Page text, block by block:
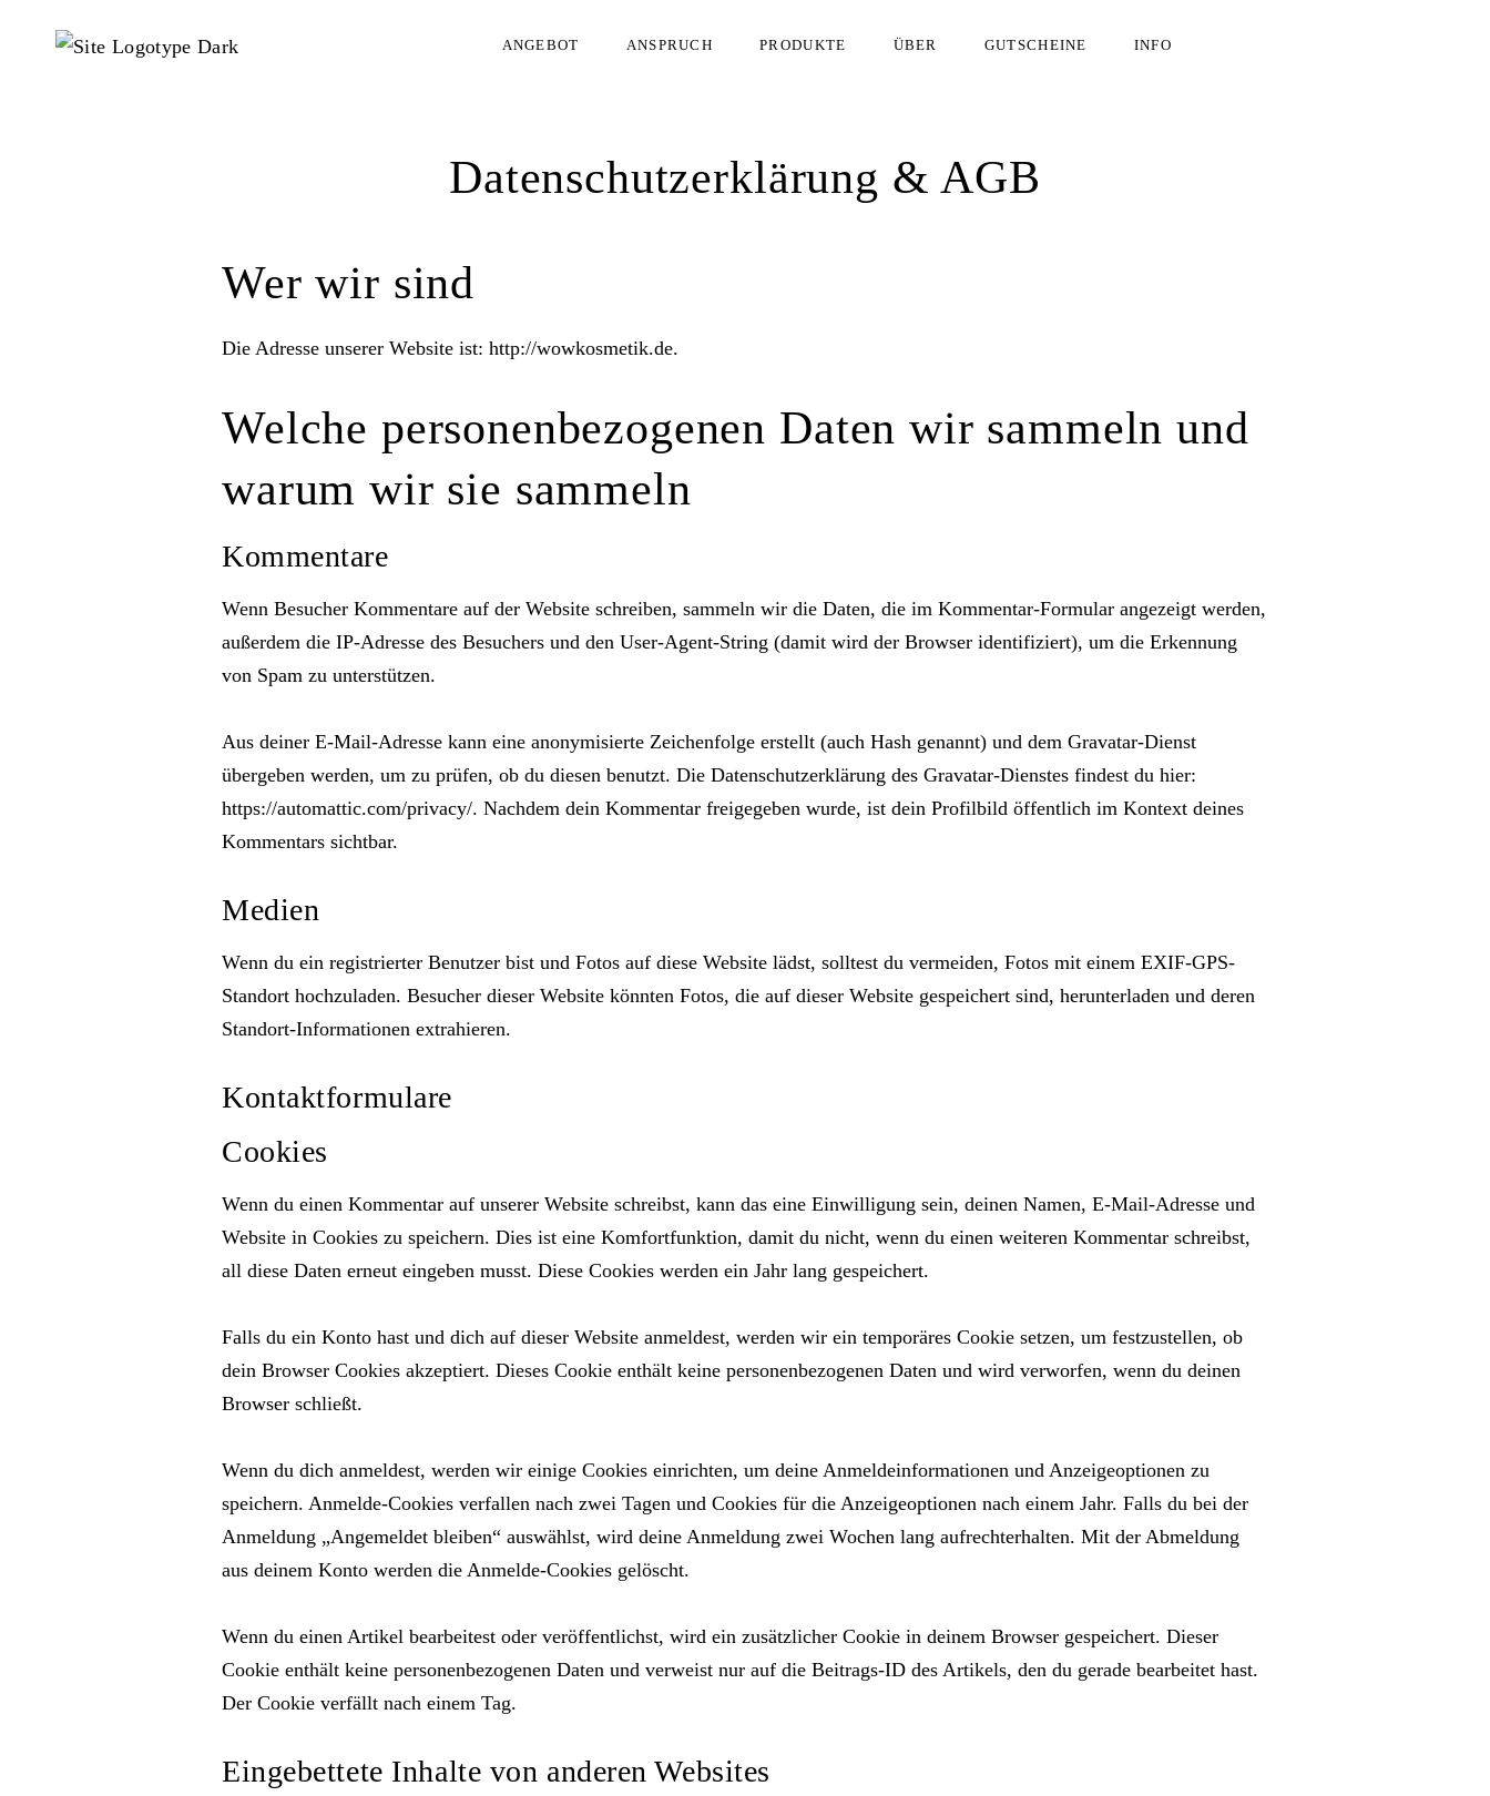
ANGEBOT ANSPRUCH PRODUKTE ÜBER GUTSCHEINE INFO
Datenschutzerklärung & AGB
Wer wir sind
Die Adresse unserer Website ist: http://wowkosmetik.de.
Welche personenbezogenen Daten wir sammeln und
warum wir sie sammeln
Kommentare
Wenn Besucher Kommentare auf der Website schreiben, sammeln wir die Daten, die im Kommentar-Formular angezeigt werden,
außerdem die IP-Adresse des Besuchers und den User-Agent-String (damit wird der Browser identifiziert), um die Erkennung
von Spam zu unterstützen.
Aus deiner E-Mail-Adresse kann eine anonymisierte Zeichenfolge erstellt (auch Hash genannt) und dem Gravatar-Dienst
übergeben werden, um zu prüfen, ob du diesen benutzt. Die Datenschutzerklärung des Gravatar-Dienstes findest du hier:
https://automattic.com/privacy/. Nachdem dein Kommentar freigegeben wurde, ist dein Profilbild öffentlich im Kontext deines
Kommentars sichtbar.
Medien
Wenn du ein registrierter Benutzer bist und Fotos auf diese Website lädst, solltest du vermeiden, Fotos mit einem EXIF-GPS-
Standort hochzuladen. Besucher dieser Website könnten Fotos, die auf dieser Website gespeichert sind, herunterladen und deren
Standort-Informationen extrahieren.
Kontaktformulare
Cookies
Wenn du einen Kommentar auf unserer Website schreibst, kann das eine Einwilligung sein, deinen Namen, E-Mail-Adresse und
Website in Cookies zu speichern. Dies ist eine Komfortfunktion, damit du nicht, wenn du einen weiteren Kommentar schreibst,
all diese Daten erneut eingeben musst. Diese Cookies werden ein Jahr lang gespeichert.
Falls du ein Konto hast und dich auf dieser Website anmeldest, werden wir ein temporäres Cookie setzen, um festzustellen, ob
dein Browser Cookies akzeptiert. Dieses Cookie enthält keine personenbezogenen Daten und wird verworfen, wenn du deinen
Browser schließt.
Wenn du dich anmeldest, werden wir einige Cookies einrichten, um deine Anmeldeinformationen und Anzeigeoptionen zu
speichern. Anmelde-Cookies verfallen nach zwei Tagen und Cookies für die Anzeigeoptionen nach einem Jahr. Falls du bei der
Anmeldung „Angemeldet bleiben“ auswählst, wird deine Anmeldung zwei Wochen lang aufrechterhalten. Mit der Abmeldung
aus deinem Konto werden die Anmelde-Cookies gelöscht.
Wenn du einen Artikel bearbeitest oder veröffentlichst, wird ein zusätzlicher Cookie in deinem Browser gespeichert. Dieser
Cookie enthält keine personenbezogenen Daten und verweist nur auf die Beitrags-ID des Artikels, den du gerade bearbeitet hast.
Der Cookie verfällt nach einem Tag.
Eingebettete Inhalte von anderen Websites